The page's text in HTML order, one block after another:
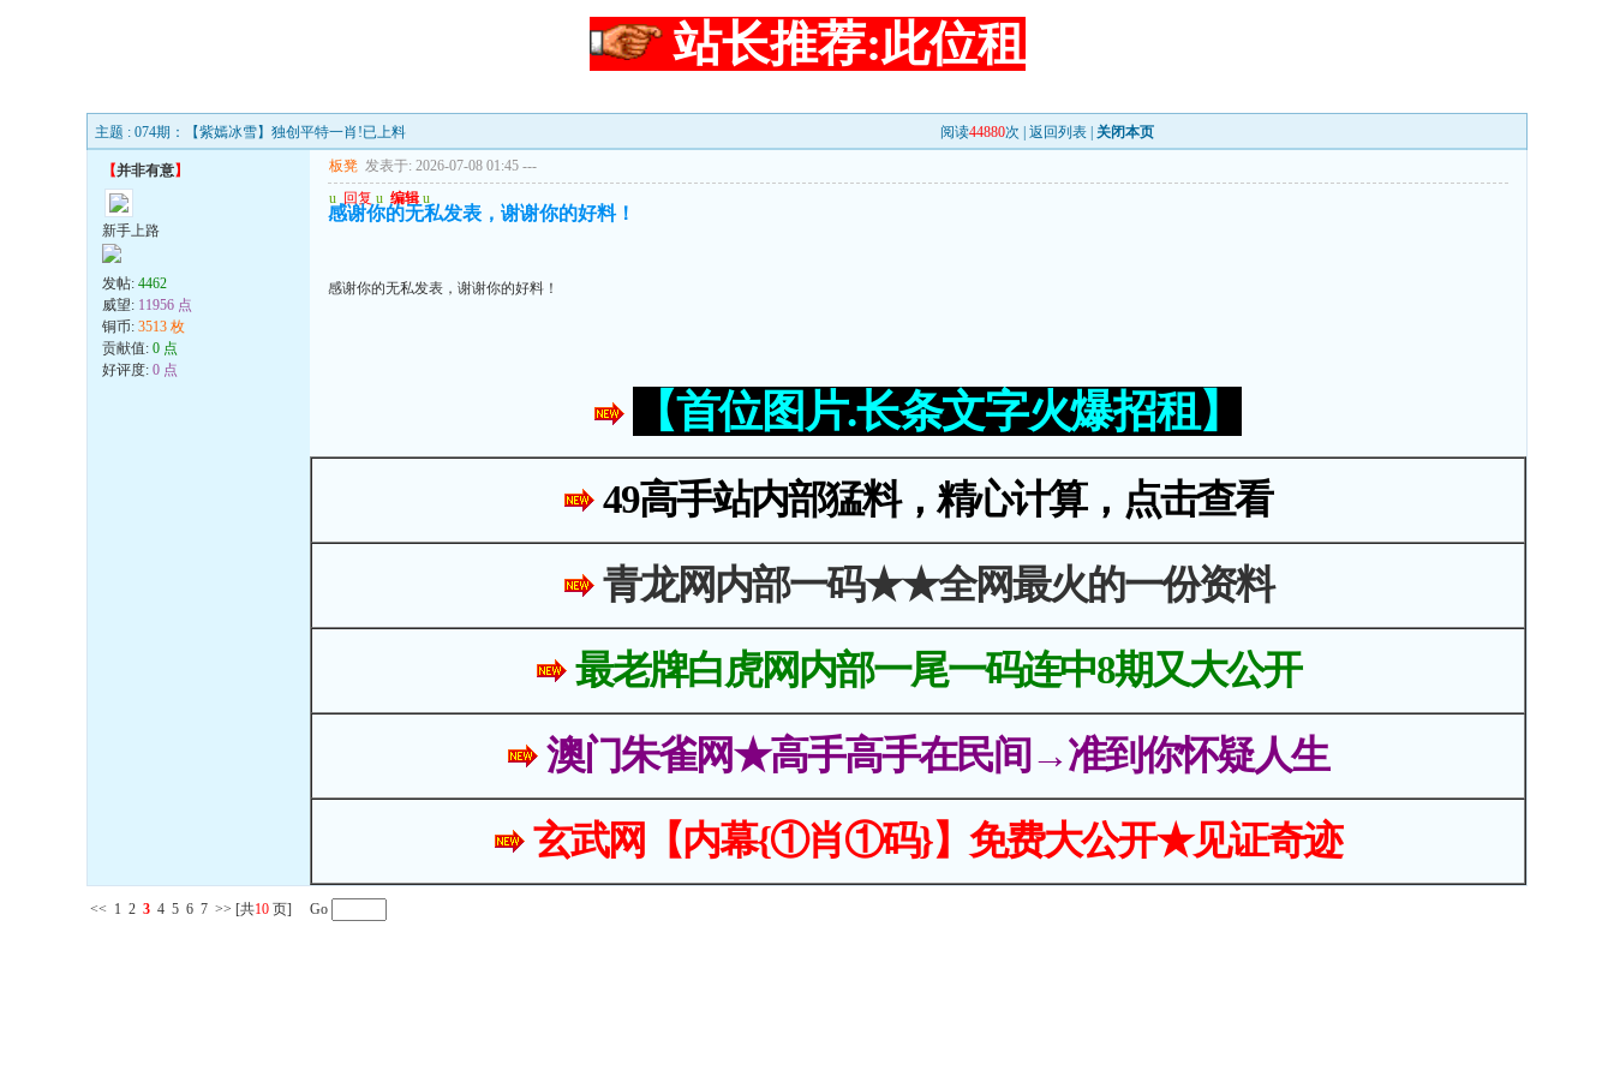
站长推荐:此位租
主题 : 074期：【紫嫣冰雪】独创平特一肖!已上料 阅读44880次 | 返回列表 关闭本页
【并非有意】
新手上路
发帖: 4462
威望: 11956 点
铜币: 3513 枚
贡献值: 0 点
好评度: 0 点
板凳 发表于: 2026-07-08 01:45 ---
u 回复 u 编辑 u
感谢你的无私发表，谢谢你的好料！
感谢你的无私发表，谢谢你的好料！
【首位图片.长条文字火爆招租】
49高手站内部猛料，精心计算，点击查看
青龙网内部一码★★全网最火的一份资料
最老牌白虎网内部一尾一码连中8期又大公开
澳门朱雀网★高手高手在民间→准到你怀疑人生
玄武网【内幕{①肖①码}】免费大公开★见证奇迹
<< 1 2 3 4 5 6 7 >> [共10 页] Go